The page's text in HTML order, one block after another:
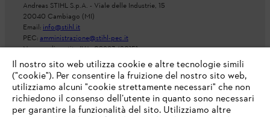
Andreas STIHL S.p.A. - Viale delle Industrie, 15
20040 Cambiago (MI)
Email: info@stihl.it
PEC:amministrazione@stihl-pec.it
Numero di partita IVA: 09883420151.
Società a socio unico, soggetta a direzione e coordinamento di Andreas
Stihl AG & Co. KG
Il nostro sito web utilizza cookie e altre tecnologie simili
("cookie"). Per consentire la fruizione del nostro sito web,
utilizziamo alcuni "cookie strettamente necessari" che non
richiedono il consenso dell’utente in quanto sono necessari
per garantire la funzionalità del sito. Utilizziamo altre